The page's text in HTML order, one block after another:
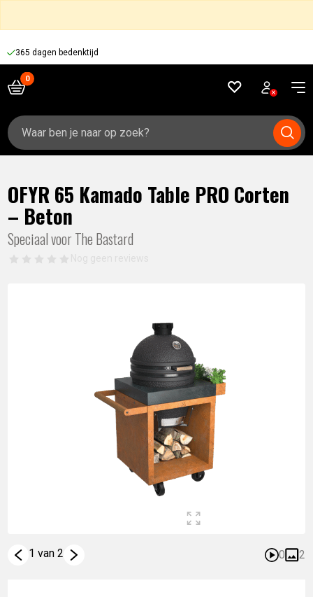
365 dagen bedenktijd
Zoeken
naar:
OFYR 65 Kamado Table PRO Corten
– Beton
Speciaal voor The Bastard
1 van 2 0 2